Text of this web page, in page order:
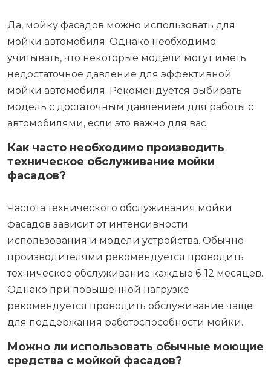
Да, мойку фасадов можно использовать для
мойки автомобиля. Однако необходимо
учитывать, что некоторые модели могут иметь
недостаточное давление для эффективной
мойки автомобиля. Рекомендуется выбирать
модель с достаточным давлением для работы с
автомобилями, если это важно для вас.
Как часто необходимо производить
техническое обслуживание мойки
фасадов?
Частота технического обслуживания мойки
фасадов зависит от интенсивности
использования и модели устройства. Обычно
производителями рекомендуется проводить
техническое обслуживание каждые 6-12 месяцев.
Однако при повышенной нагрузке
рекомендуется проводить обслуживание чаще
для поддержания работоспособности мойки.
Можно ли использовать обычные моющие
средства с мойкой фасадов?